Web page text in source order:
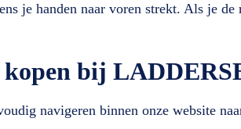
je handen naar voren strekt. Als je
bij
navigeren binnen onze website